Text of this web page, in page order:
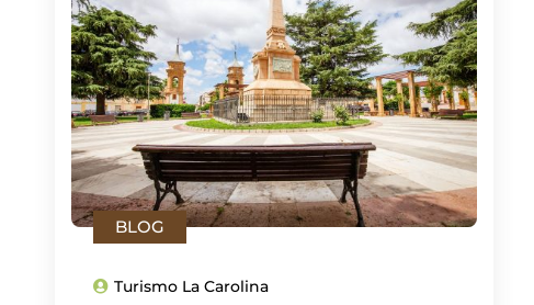
BLOG
Turismo La Carolina